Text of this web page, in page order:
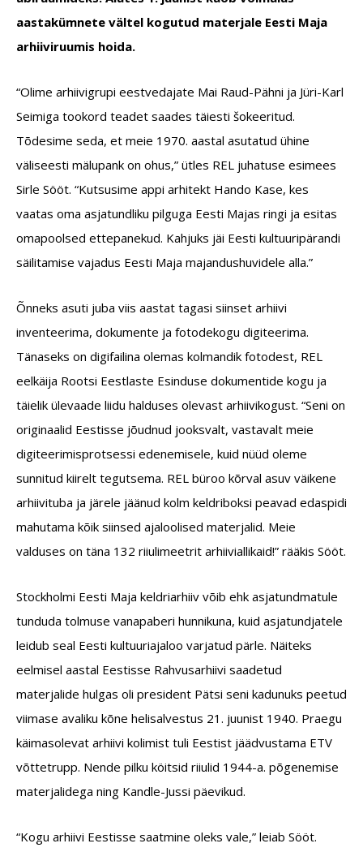
aastakümnete vältel kogutud materjale Eesti Maja
arhiiviruumis hoida.
“Olime arhiivigrupi eestvedajate Mai Raud-Pähni ja Jüri-Karl
Seimiga tookord teadet saades täiesti šokeeritud.
Tõdesime seda, et meie 1970. aastal asutatud ühine
väliseesti mälupank on ohus,” ütles REL juhatuse esimees
Sirle Sööt. “Kutsusime appi arhitekt Hando Kase, kes
vaatas oma asjatundliku pilguga Eesti Majas ringi ja esitas
omapoolsed ettepanekud. Kahjuks jäi Eesti kultuuripärandi
säilitamise vajadus Eesti Maja majandushuvidele alla.”
Õnneks asuti juba viis aastat tagasi siinset arhiivi
inventeerima, dokumente ja fotodekogu digiteerima.
Tänaseks on digifailina olemas kolmandik fotodest, REL
eelkäija Rootsi Eestlaste Esinduse dokumentide kogu ja
täielik ülevaade liidu halduses olevast arhiivikogust. “Seni on
originaalid Eestisse jõudnud jooksvalt, vastavalt meie
digiteerimisprotsessi edenemisele, kuid nüüd oleme
sunnitud kiirelt tegutsema. REL büroo kõrval asuv väikene
arhiivituba ja järele jäänud kolm keldriboksi peavad edaspidi
mahutama kõik siinsed ajaloolised materjalid. Meie
valduses on täna 132 riiulimeetrit arhiiviallikaid!” rääkis Sööt.
Stockholmi Eesti Maja keldriarhiiv võib ehk asjatundmatule
tunduda tolmuse vanapaberi hunnikuna, kuid asjatundjatele
leidub seal Eesti kultuuriajaloo varjatud pärle. Näiteks
eelmisel aastal Eestisse Rahvusarhiivi saadetud
materjalide hulgas oli president Pätsi seni kadunuks peetud
viimase avaliku kõne helisalvestus 21. juunist 1940. Praegu
käimasolevat arhiivi kolimist tuli Eestist jäädvustama ETV
võttetrupp. Nende pilku köitsid riiulid 1944-a. põgenemise
materjalidega ning Kandle-Jussi päevikud.
“Kogu arhiivi Eestisse saatmine oleks vale,” leiab Sööt.